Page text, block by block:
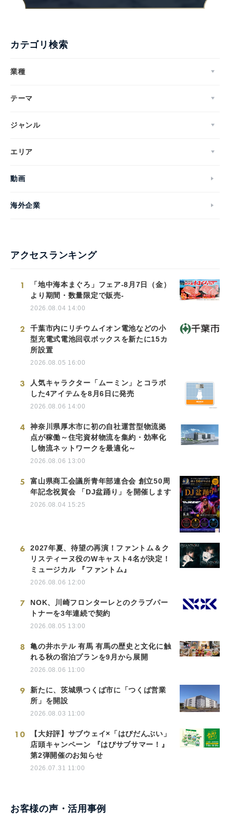
カテゴリ検索
業種
テーマ
ジャンル
エリア
動画
海外企業
アクセスランキング
1
「地中海本まぐろ」フェア-8月7日（金）
より期間・数量限定で販売-
2026.08.04 14:00
2
千葉市内にリチウムイオン電池などの小
型充電式電池回収ボックスを新たに15カ
所設置
2026.08.05 16:00
3
人気キャラクター「ムーミン」とコラボ
した4アイテムを8月6日に発売
2026.08.06 14:00
4
神奈川県厚木市に初の自社運営型物流拠
点が稼働～住宅資材物流を集約・効率化
し物流ネットワークを最適化～
2026.08.06 13:00
5
富山県商工会議所青年部連合会 創立50周
年記念祝賀会 「DJ盆踊り」を開催します
2026.08.04 15:25
6
2027年夏、待望の再演！ファントム＆ク
リスティーヌ役のWキャスト4名が決定！
ミュージカル 『ファントム』
2026.08.06 12:00
7
NOK、川崎フロンターレとのクラブパー
トナーを3年連続で契約
2026.08.05 13:00
8
亀の井ホテル 有馬 有馬の歴史と文化に触
れる秋の宿泊プランを9月から展開
2026.08.06 11:00
9
新たに、茨城県つくば市に「つくば営業
所」を開設
2026.08.03 11:00
10
【大好評】サブウェイ×「はぴだんぶい」
店頭キャンペーン 『はぴサブサマー！』
第2弾開催のお知らせ
2026.07.31 11:00
お客様の声・活用事例